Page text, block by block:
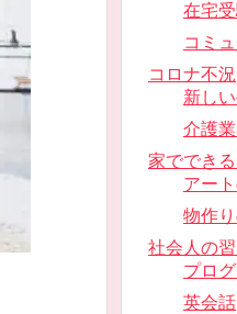
在宅
コミ
コロナ不況
新し
介護
家ででき
アー
物作
社会人の
プロ
英会話